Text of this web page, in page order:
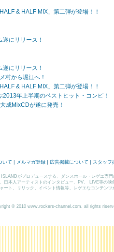
& HALF MIX」第二弾が登場！！
遂にリリース！
遂にリリース！
村から堀江へ！
& HALF MIX」第二弾が登場！！
年上半期のベストヒット・コンピ！
成MixCDが遂に発売！
いて | メルマガ登録 | 広告掲載について | スタッフ
がプロデュースする、ダンスホール・レゲエ専
日本人アーティストのインタビュー、PV、 LIVE等の映
ート、リリック、イベント情報等、レゲエなコンテン
© 2010 www.rockers-channel.com. all rights